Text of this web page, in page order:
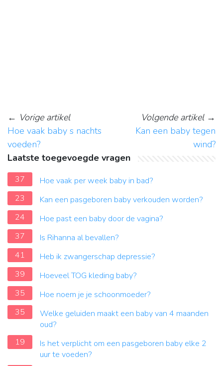
← Vorige artikel
Hoe vaak baby s nachts
voeden?
Volgende artikel→
Kan een baby tegen
wind?
Laatste toegevoegde vragen
37
Hoe vaak per week baby in bad?
23
Kan een pasgeboren baby verkouden worden?
24
Hoe past een baby door de vagina?
37
Is Rihanna al bevallen?
41
Heb ik zwangerschap depressie?
39
Hoeveel TOG kleding baby?
35
Hoe noem je je schoonmoeder?
35
Welke geluiden maakt een baby van 4 maanden
oud?
19
Is het verplicht om een ​​pasgeboren baby elke 2
uur te voeden?